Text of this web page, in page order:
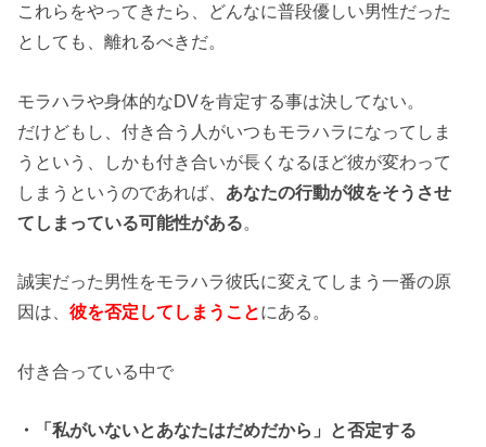
これらをやってきたら、どんなに普段優しい男性だった
としても、離れるべきだ。
モラハラや身体的なDVを肯定する事は決してない。
だけどもし、付き合う人がいつもモラハラになってしま
うという、しかも付き合いが長くなるほど彼が変わって
しまうというのであれば、 あなたの行動が彼をそうさせ
てしまっている可能性がある。
誠実だった男性をモラハラ彼氏に変えてしまう一番の原
因は、彼を否定してしまうことにある。
付き合っている中で
・「私がいないとあなたはだめだから」と否定する